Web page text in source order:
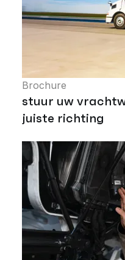
Brochure
stuur uw
juiste richting